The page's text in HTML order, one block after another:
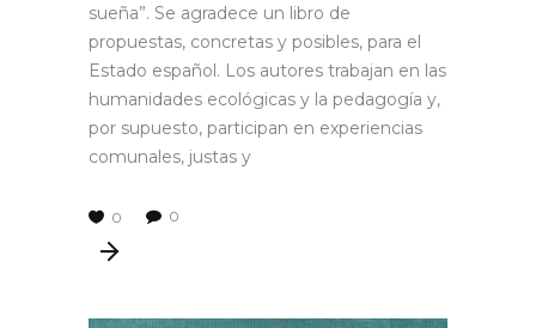
sueña”. Se agradece un libro de
propuestas, concretas y posibles, para el
Estado español. Los autores trabajan en las
humanidades ecológicas y la pedagogía y,
por supuesto, participan en experiencias
comunales, justas y
0 0